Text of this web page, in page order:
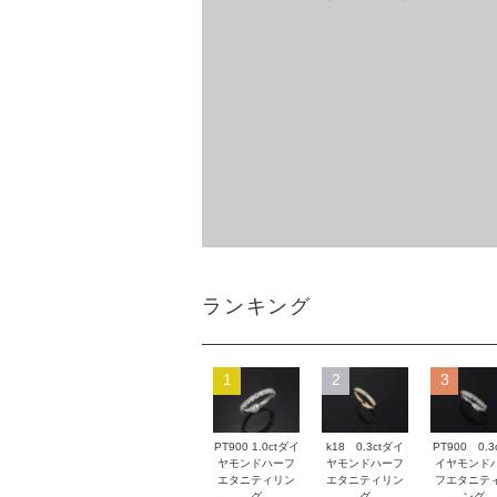
ランキング
1
PT900 1.0ctダイ
ヤモンドハーフ
エタニティリン
2
k18 0.3ctダイ
ヤモンドハーフ
エタニティリン
3
PT900
イヤモンド
フエタニテ